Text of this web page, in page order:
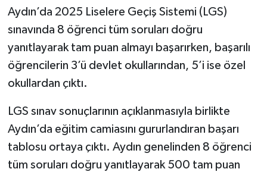
Aydın’da 2025 Liselere Geçiş Sistemi (LGS)
sınavında 8 öğrenci tüm soruları doğru
yanıtlayarak tam puan almayı başarırken, başarılı
öğrencilerin 3’ü devlet okullarından, 5’i ise özel
okullardan çıktı.
LGS sınav sonuçlarının açıklanmasıyla birlikte
Aydın’da eğitim camiasını gururlandıran başarı
tablosu ortaya çıktı. Aydın genelinden 8 öğrenci
tüm soruları doğru yanıtlayarak 500 tam puan